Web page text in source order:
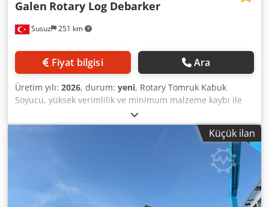
Susuz 251 km
Galen Rotary Log Debarker
Fiyat bilgisi Ara
Üretim yılı: 2026, durum: yeni, Rotary Tomruk Kabuk
Soyucu, yüksek verimlilik ve minimum malzeme kaybı ile
hızlı ve homojen kabuk soyma imkanı sunar. Sürekli döner
tasarımı sayesinde istikrarlı çalışma, azalan arıza süresi ve
düşük bakım maliyeti sağlar; bu da cihazı yoğun
endüstriyel üretim için ideal hale getirir. Zorlu çalışma
koşulları için geliştirilmiş olan bu makine, güvenilir
performans, iyileştirilmiş iş akışı verimliliği ve öngörülebilir
çalışma sonuçları sunar. Detaylı bilgi için lütfen bizimle
iletişime geçiniz. Dcjdpjym A Trjfx Aggek
Küçük ilan